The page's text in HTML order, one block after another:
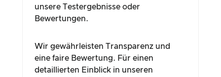
unsere Testergebnisse oder
Bewertungen.
Wir gewährleisten Transparenz und
eine faire Bewertung. Für einen
detaillierten Einblick in unseren